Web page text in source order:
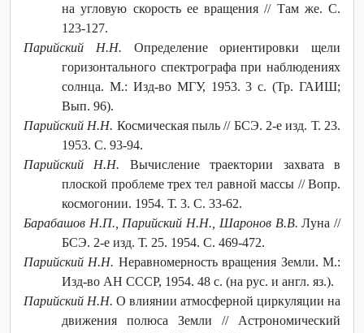
на угловую скорость ее вращения // Там же. С.
123-127.
Парийский Н.Н. Определение ориентировки щели
горизонтального спектрографа при наблюдениях
солнца. М.: Изд-во МГУ, 1953. 3 с. (Тр. ГАИШ;
Вып. 96).
Парийский Н.Н. Космическая пыль // БСЭ. 2-е изд. Т. 23.
1953. С. 93-94.
Парийский Н.Н. Вычисление траектории захвата в
плоской проблеме трех тел равной массы // Вопр.
космогонии. 1954. Т. 3. С. 33-62.
Барабашов Н.П., Парийский Н.Н., Шаронов В.В.Луна //
БСЭ. 2-е изд. Т. 25. 1954. С. 469-472.
Парийский Н.Н. Неравномерность вращения Земли. М.:
Изд-во АН СССР, 1954. 48 с. (на рус. и англ. яз.).
Парийский Н.Н. О влиянии атмосферной циркуляции на
движения полюса Земли // Астрономический